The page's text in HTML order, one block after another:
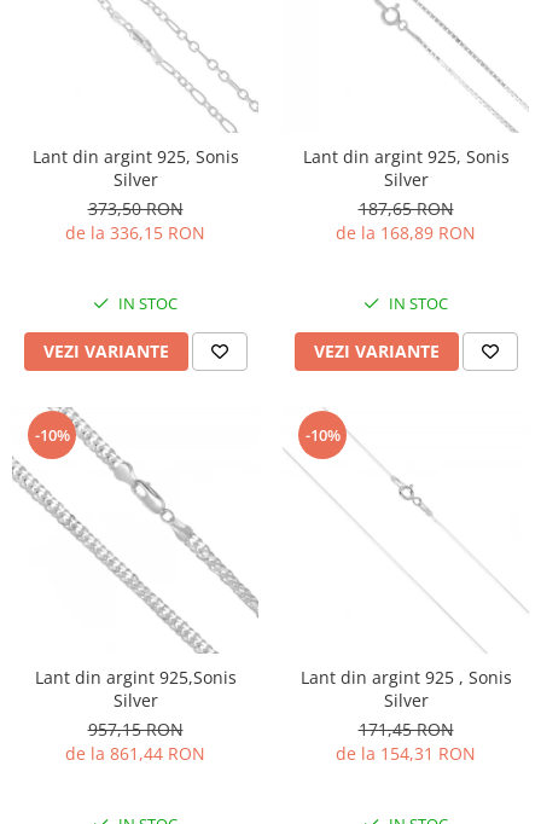
Lant din argint 925, Sonis
Silver
373,50 RON
de la 336,15 RON
IN STOC
VEZI VARIANTE
Lant din argint 925, Sonis
Silver
187,65 RON
de la 168,89 RON
IN STOC
VEZI VARIANTE
-10%
Lant din argint 925,Sonis
Silver
957,15 RON
de la 861,44 RON
-10%
Lant din argint 925 , Sonis
Silver
171,45 RON
de la 154,31 RON